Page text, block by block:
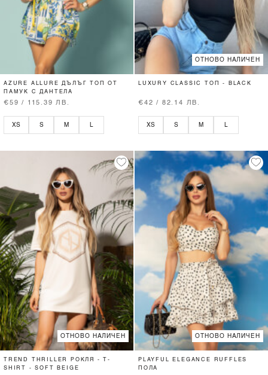
AZURE ALLURE ДЪЛЪГ ТОП ОТ
ПАМУК С ДАНТЕЛА
€59 / 115.39 ЛВ.
XS S M
ОТНОВО НАЛИЧЕН
LUXURY CLASSIC ТОП - BLACK
€42 / 82.14 ЛВ.
XS S M
ОТНОВО НАЛИЧЕН
TREND THRILLER РОКЛЯ - T-
SHIRT - SOFT BEIGE
ОТНОВО НАЛИЧЕН
PLAYFUL ELEGANCE RUFFLES
ПОЛА